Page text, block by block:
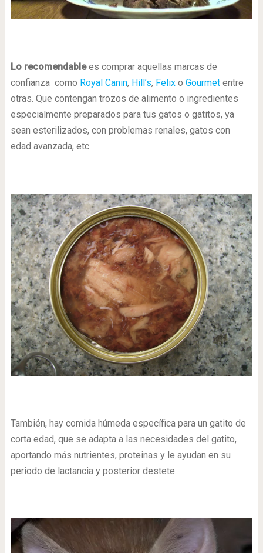
Lo recomendablees comprar aquellas marcas de
confianza como Royal Canin, Hill’s, Felixo Gourmetentre
otras. Que contengan trozos de alimento o ingredientes
especialmente preparados para tus gatos o gatitos, ya
sean esterilizados, con problemas renales, gatos con
edad avanzada, etc.
También, hay comida húmeda específica para un gatito de
corta edad, que se adapta a las necesidades del gatito,
aportando más nutrientes, proteinas y le ayudan en su
periodo de lactancia y posterior destete.